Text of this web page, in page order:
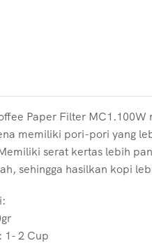
Paper Filter
memiliki pori-pori yang
serat kertas lebih
sehingga hasilkan kopi
1- 2 Cup